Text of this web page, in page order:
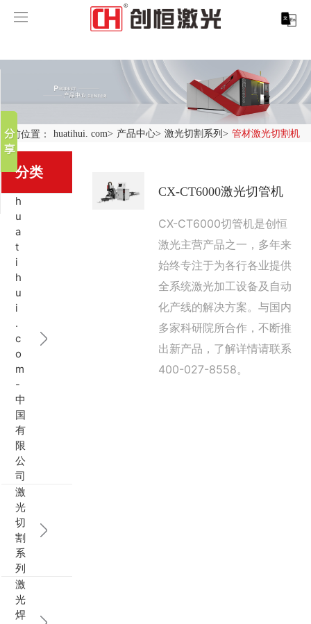
huatihui. com
产品中心
huatihui. com-中国有限公司
紫外线激光打标机
在线飞行激光打标机
CX-3D系列激光打标机
精密激光切割机
激光焊接系列
创恒激光CX-CE-1500手持焊接机_激光焊接机
创恒激光机械手臂激光焊接机
电机定转子铁芯单工位激光焊接机
创恒激光双头双工位铁芯激光焊接机
新能源电机定转子铁芯激光焊接机
新能源电机定子铁芯激光焊接产线
新能源电机转子铁芯自动检测压铆产线
电机定转子铁芯快速打样加工服务
案例展示
汽车行业激光智能解决方案
轨道交通行业激光智能加工解决方案
客户案例
关于创恒
当前位置： huatihui. com> 产品中心> 激光切割系列> 管材激光切割机
分类
h
u
a
t
i
h
u
i
.
c
o
m
-
中
国
有
限
公
司
激
光
切
割
系
列
激
光
焊
CX-CT6000激光切管机
CX-CT6000切管机是创恒
激光主营产品之一，多年来
始终专注于为各行各业提供
全系统激光加工设备及自动
化产线的解决方案。与国内
多家科研院所合作，不断推
出新产品，了解详情请联系
400-027-8558。
微信
百度贴吧
QQ好友